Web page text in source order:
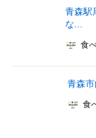
青森駅
な...
食
青森
食